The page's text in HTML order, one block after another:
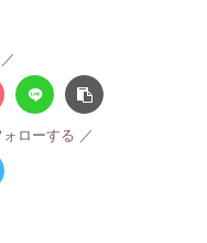
ローする